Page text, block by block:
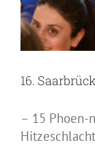
16.
– 15 Phoen-